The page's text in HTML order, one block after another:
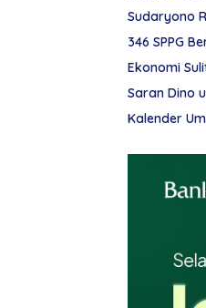
Sudaryono
346 SPPG
Ekonomi
Saran Dino
Kalender